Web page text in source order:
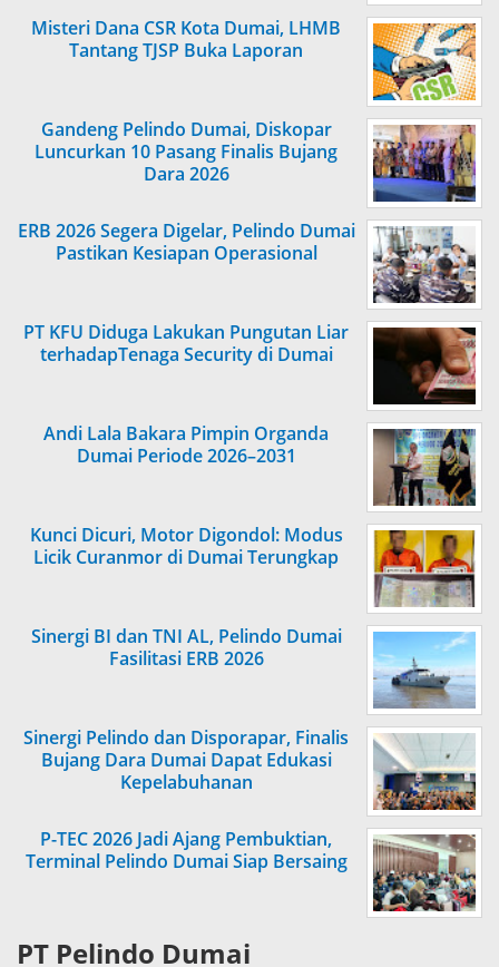
Misteri Dana CSR Kota Dumai, LHMB
Tantang TJSP Buka Laporan
Gandeng Pelindo Dumai, Diskopar
Luncurkan 10 Pasang Finalis Bujang
Dara 2026
ERB 2026 Segera Digelar, Pelindo Dumai
Pastikan Kesiapan Operasional
PT KFU Diduga Lakukan Pungutan Liar
terhadapTenaga Security di Dumai
Andi Lala Bakara Pimpin Organda
Dumai Periode 2026–2031
Kunci Dicuri, Motor Digondol: Modus
Licik Curanmor di Dumai Terungkap
Sinergi BI dan TNI AL, Pelindo Dumai
Fasilitasi ERB 2026
Sinergi Pelindo dan Disporapar, Finalis
Bujang Dara Dumai Dapat Edukasi
Kepelabuhanan
P-TEC 2026 Jadi Ajang Pembuktian,
Terminal Pelindo Dumai Siap Bersaing
PT Pelindo Dumai